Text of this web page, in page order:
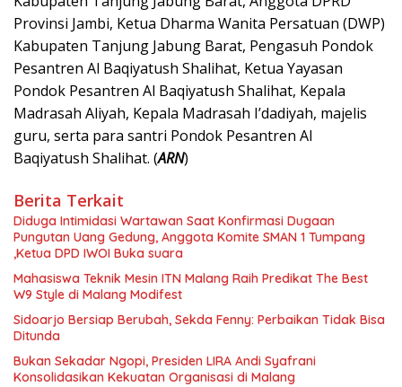
Provinsi Jambi, Ketua Dharma Wanita Persatuan (DWP)
Kabupaten Tanjung Jabung Barat, Pengasuh Pondok
Pesantren Al Baqiyatush Shalihat, Ketua Yayasan
Pondok Pesantren Al Baqiyatush Shalihat, Kepala
Madrasah Aliyah, Kepala Madrasah I’dadiyah, majelis
guru, serta para santri Pondok Pesantren Al
Baqiyatush Shalihat. (ARN)
Berita Terkait
Diduga Intimidasi Wartawan Saat Konfirmasi Dugaan
Pungutan Uang Gedung, Anggota Komite SMAN 1 Tumpang
,Ketua DPD IWOI Buka suara
Mahasiswa Teknik Mesin ITN Malang Raih Predikat The Best
W9 Style di Malang Modifest
Sidoarjo Bersiap Berubah, Sekda Fenny: Perbaikan Tidak Bisa
Ditunda
Bukan Sekadar Ngopi, Presiden LIRA Andi Syafrani
Konsolidasikan Kekuatan Organisasi di Malang